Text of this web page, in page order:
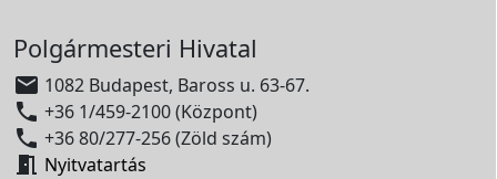
Polgármesteri Hivatal
 1082 Budapest, Baross u. 63-67.
 +36 1/459-2100 (Központ)
 +36 80/277-256 (Zöld szám)
 Nyitvatartás